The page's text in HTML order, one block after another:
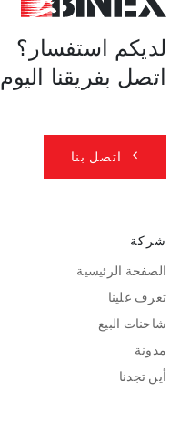
لديكم استفسار؟
اتصل بفريقنا اليوم
اتصل بنا
شركة
الصفحة الرئيسية
تعرف علينا
شاحنات البيع
مدونة
أين تجدنا